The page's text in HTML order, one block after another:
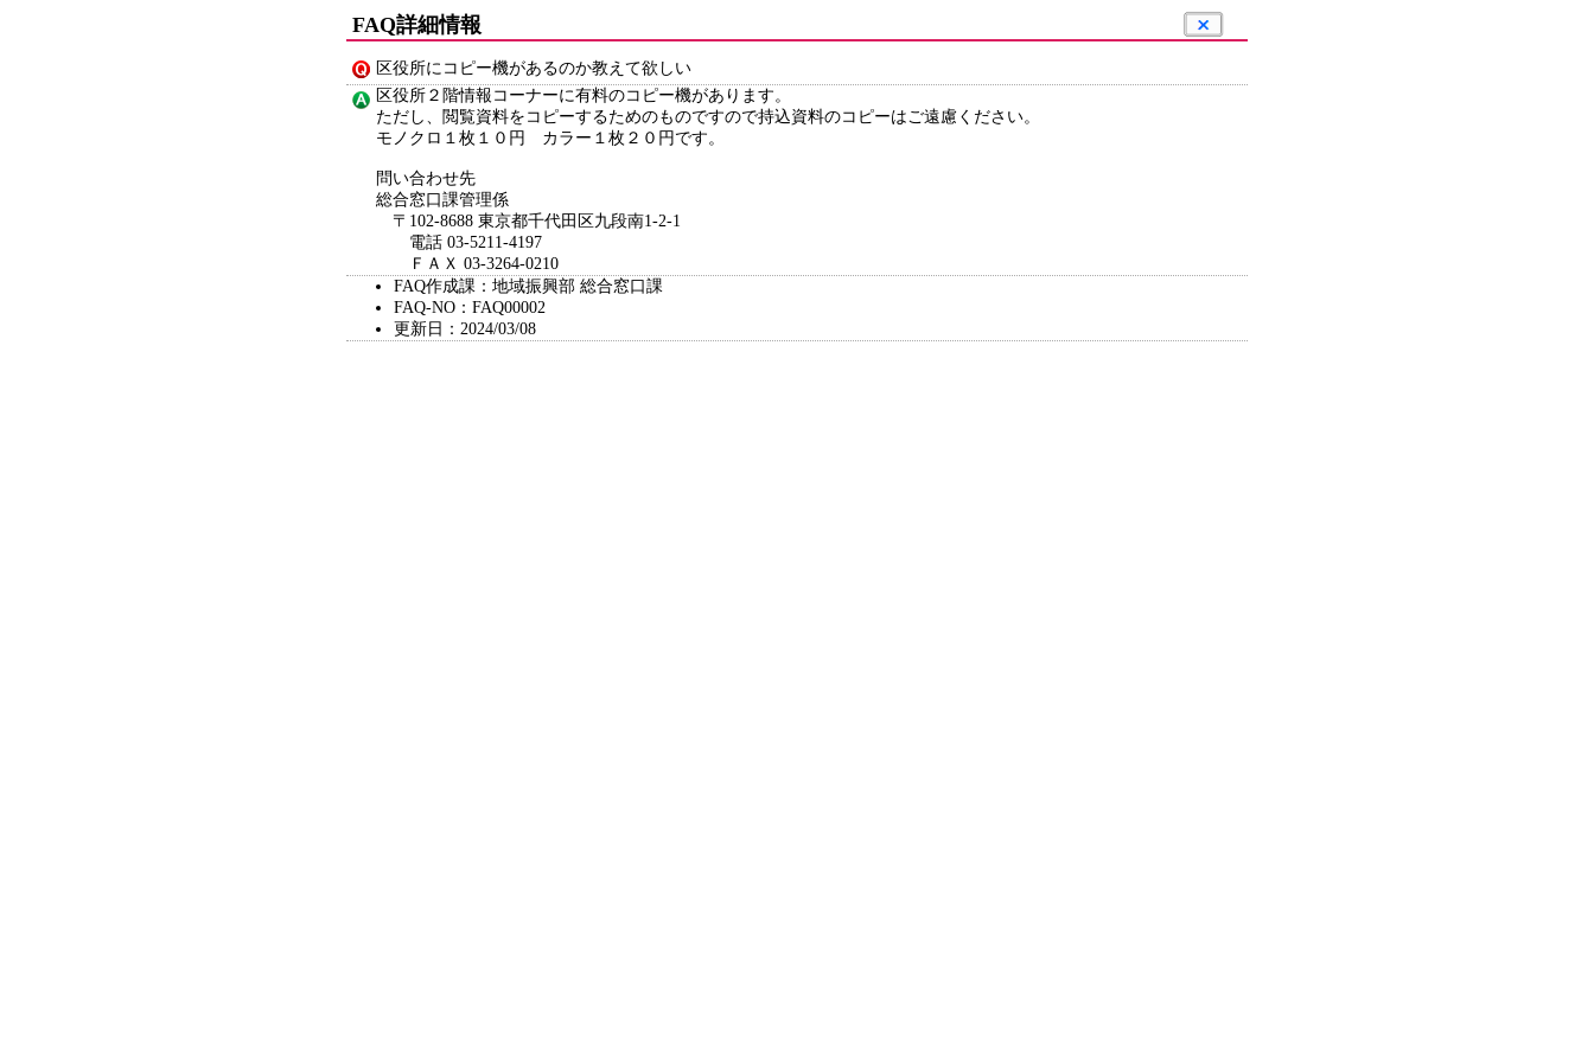
FAQ詳細情報
区役所にコピー機があるのか教えて欲しい
区役所２階情報コーナーに有料のコピー機があります。
ただし、閲覧資料をコピーするためのものですので持込資料のコピーはご遠慮ください。
モノクロ１枚１０円 カラー１枚２０円です。
問い合わせ先
総合窓口課管理係
〒102-8688 東京都千代田区九段南1-2-1
電話 03-5211-4197
ＦＡＸ 03-3264-0210
FAQ作成課：地域振興部 総合窓口課
FAQ-NO：FAQ00002
更新日：2024/03/08